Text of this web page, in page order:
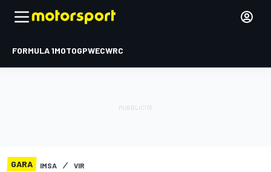
FORMULA 1MOTOGPWECWRC
GARA IMSA VIR